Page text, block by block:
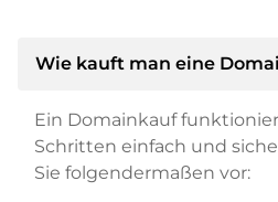
Wie kauft man eine
Ein Domainkauf
Schritten einfach und
Sie folgendermaßen vor: